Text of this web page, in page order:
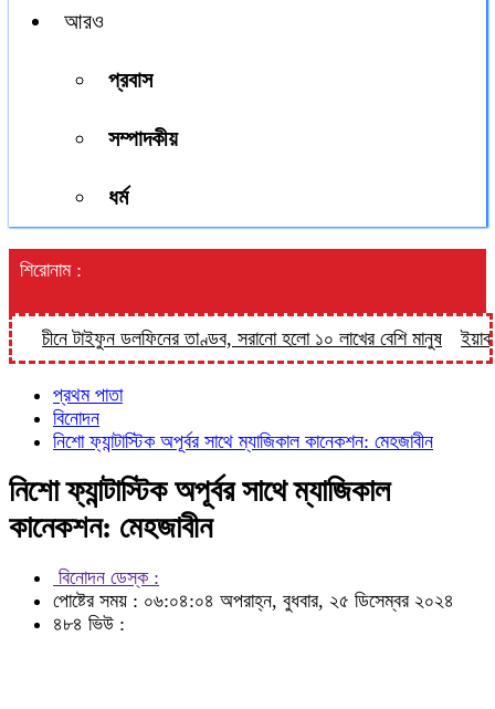
আরও
প্রবাস
সম্পাদকীয়
ধর্ম
শিরোনাম :
চীনে টাইফুন ডলফিনের তাণ্ডব, সরানো হলো ১০ লাখের বেশি মানুষ ইয়াবার
প্রথম পাতা
বিনোদন
নিশো ফ্যান্টাস্টিক অপূর্বর সাথে ম্যাজিকাল কানেকশন: মেহজাবীন
নিশো ফ্যান্টাস্টিক অপূর্বর সাথে ম্যাজিকাল
কানেকশন: মেহজাবীন
বিনোদন ডেস্ক :
পোষ্টের সময় : ০৬:০৪:০৪ অপরাহ্ন, বুধবার, ২৫ ডিসেম্বর ২০২৪
৪৮৪ ভিউ :